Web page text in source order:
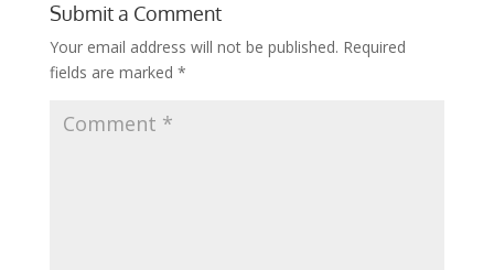
Submit a Comment
Your email address will not be published. Required
fields are marked *